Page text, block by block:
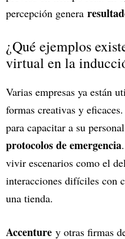
percepción genera
¿Qué ejemplos
virtual en la
Varias empresas ya están
formas creativas y eficaces.
para capacitar a su
protocolos de emergencia
vivir escenarios como el
interacciones difíciles con
una tienda.
Accenture y otras firmas